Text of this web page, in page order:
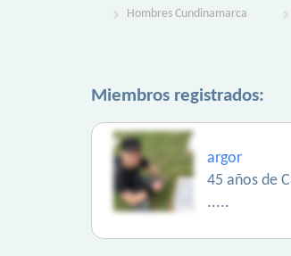
Hombres Cundinamarca
Miembros registrados:
argor
45 años de
.....